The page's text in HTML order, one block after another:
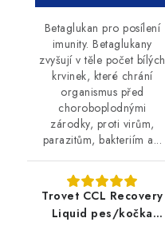
Betaglukan pro posílení
imunity. Betaglukany
zvyšují v těle počet bílých
krvinek, které chrání
organismus před
choroboplodnými
zárodky, proti virům,
parazitům, bakteriím a...
Trovet CCL Recovery
Liquid pes/kočka